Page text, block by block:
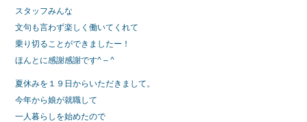
スタッフみんな
文句も言わず楽しく働いてくれて
乗り切ることができましたー！
ほんとに感謝感謝です^ – ^
夏休みを１９日からいただきまして。
今年から娘が就職して
一人暮らしを始めたので